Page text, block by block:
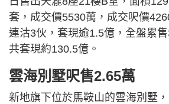
套，成交價5530萬，成交呎價
連沽3伙，套現逾1.5億，全盤累
共套現約130.5億。
雲海別墅呎售2.65萬
新地旗下位於馬鞍山的雲海別墅